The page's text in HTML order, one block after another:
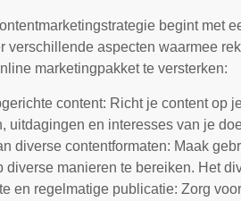
begint met
verschillende aspecten waarmee
marketingpakket te versterken:
content: Richt je content op
uitdagingen en interesses van je
diverse contentformaten: Maak
diverse manieren te bereiken. Het
en regelmatige publicatie: Zorg